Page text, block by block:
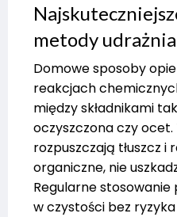
metody
Domowe sposoby
reakcjach
między składnikami
oczyszczona czy
rozpuszczają tłuszcz i
organiczne, nie
Regularne
w czystości bez ryzyka